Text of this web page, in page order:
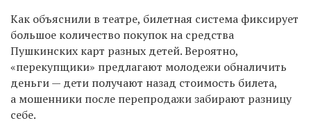
Как объяснили в театре, билетная система фиксирует
большое количество покупок на средства
Пушкинских карт разных детей. Вероятно,
«перекупщики» предлагают молодежи обналичить
деньги — дети получают назад стоимость билета,
а мошенники после перепродажи забирают разницу
себе.